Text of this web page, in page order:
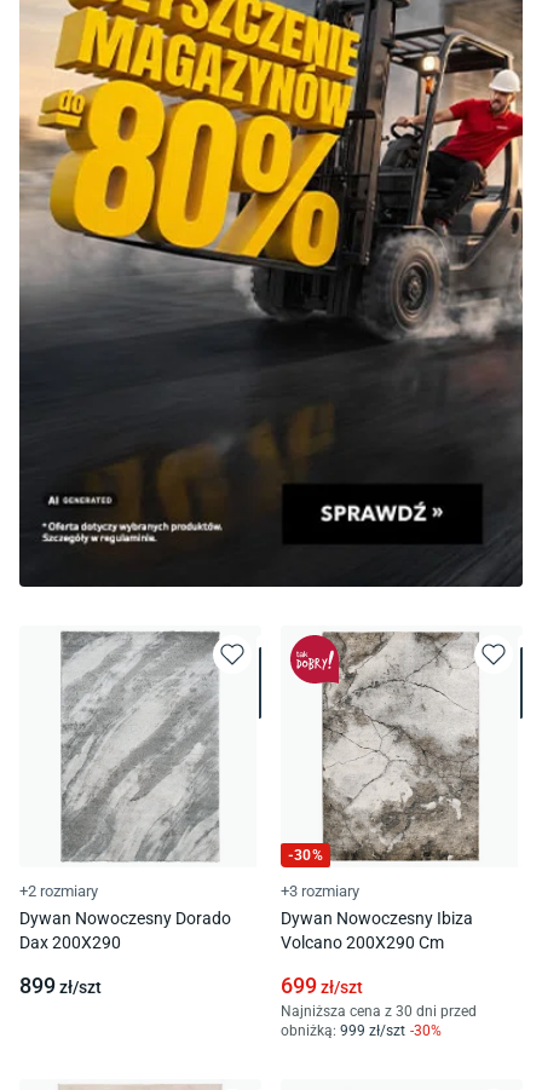
+2 rozmiary
Dywan Nowoczesny Dorado
Dax 200X290
899zł/szt
-30%
+3 rozmiary
Dywan Nowoczesny Ibiza
Volcano 200X290 Cm
699zł/szt
Najniższa cena z 30 dni przed
obniżką: 999 zł/szt -30%